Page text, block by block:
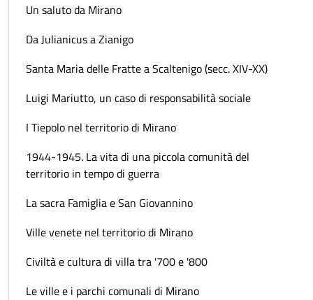
Un saluto da Mirano
Da Julianicus a Zianigo
Santa Maria delle Fratte a Scaltenigo (secc. XIV-XX)
Luigi Mariutto, un caso di responsabilità sociale
I Tiepolo nel territorio di Mirano
1944-1945. La vita di una piccola comunità del
territorio in tempo di guerra
La sacra Famiglia e San Giovannino
Ville venete nel territorio di Mirano
Civiltà e cultura di villa tra '700 e '800
Le ville e i parchi comunali di Mirano